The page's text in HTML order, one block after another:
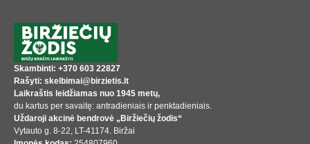
Skambinti: +370 603 22827
Rašyti: skelbimai@birzietis.lt
Laikraštis leidžiamas nuo 1945 metų,
du kartus per savaitę: antradieniais ir penktadieniais.
Uždaroji akcinė bendrovė „Biržiečių žodis“
Vytauto g. 8-22, LT-41174. Biržai